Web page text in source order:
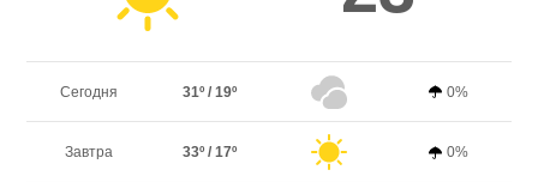
Сегодня 31º / 19º 0%
Завтра 33º / 17º 0%